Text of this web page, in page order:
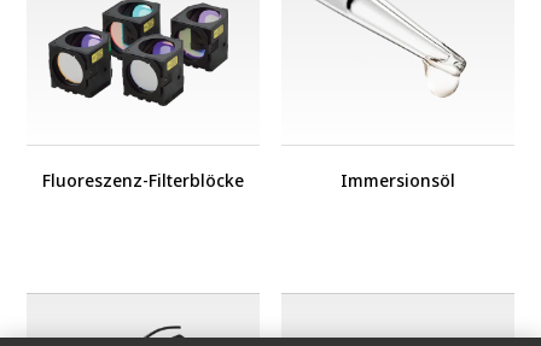
Fluoreszenz-Filterblöcke Immersionsöl